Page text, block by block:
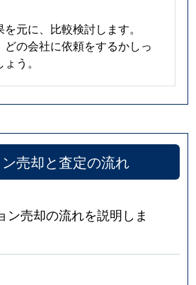
元に、比較検討します。
の会社に依頼をするかしっ
う。
売却と査定の流れ
ン売却の流れを説明しま